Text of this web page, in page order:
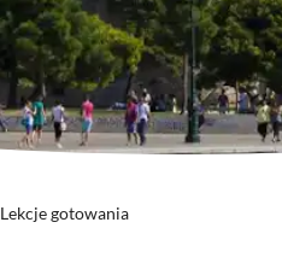
Lekcje gotowania